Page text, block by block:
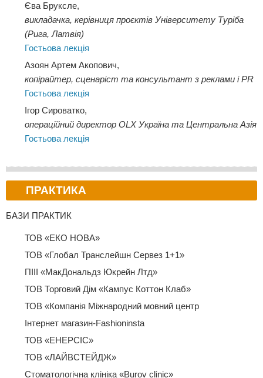
Єва Бруксле,
викладачка, керівниця проєктів Університету Туріба
(Рига, Латвія)
Гостьова лекція
Азоян Артем Акопович,
копірайтер, сценаріст та консультант з реклами і PR
Гостьова лекція
Ігор Сироватко,
операційний директор OLX Україна та Центральна Азія
Гостьова лекція
ПРАКТИКА
БАЗИ ПРАКТИК
ТОВ «ЕКО НОВА»
ТОВ «Глобал Транслейшн Сервез 1+1»
ПІІІ «МакДональдз Юкрейн Лтд»
ТОВ Торговий Дім «Кампус Коттон Клаб»
ТОВ «Компанія Міжнародний мовний центр
Інтернет магазин-Fashioninsta
ТОВ «ЕНЕРСІС»
ТОВ «ЛАЙВСТЕЙДЖ»
Стоматологічна клініка «Burov clinic»